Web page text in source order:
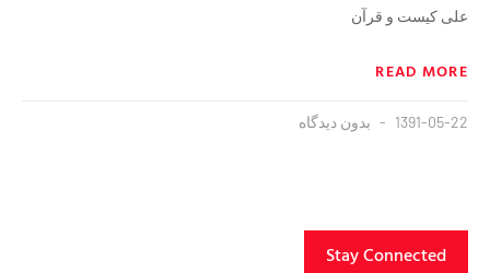
علی کیست و قرآن
READ MORE
1391-05-22 بدون دیدگاه
Stay Connected